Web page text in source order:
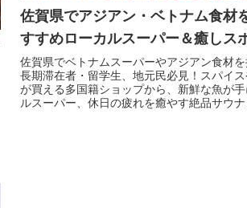
佐賀県でアジアン・ベトナム食材
すすめローカルスーパー＆癒しス
佐賀県でベトナムスーパーやアジアン食材
長期滞在者・留学生、地元民必見！スパイ
が買える多国籍ショップから、新鮮な魚が
ルスーパー、休日の疲れを癒やす絶品サウナ